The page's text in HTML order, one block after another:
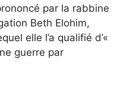
par la rabbine
Beth Elohim,
elle l’a qualifié d’«
guerre par